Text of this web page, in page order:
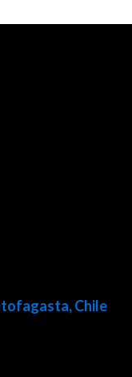
Chile